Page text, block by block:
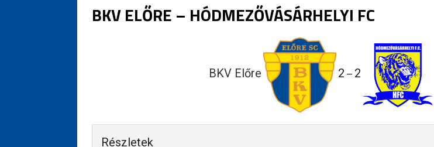
BKV ELŐRE – HÓDMEZŐVÁSÁRHELYI FC
BKV Előre 2 — 2
Részletek